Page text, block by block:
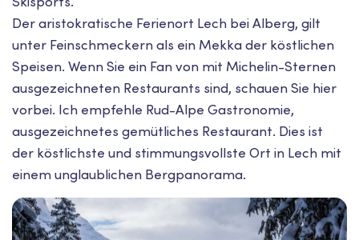
Der aristokratische Ferienort Lech bei Alberg, gilt
unter Feinschmeckern als ein Mekka der köstlichen
Speisen. Wenn Sie ein Fan von mit Michelin-Sternen
ausgezeichneten Restaurants sind, schauen Sie hier
vorbei. Ich empfehle Rud-Alpe Gastronomie,
ausgezeichnetes gemütliches Restaurant. Dies ist
der köstlichste und stimmungsvollste Ort in Lech mit
einem unglaublichen Bergpanorama.